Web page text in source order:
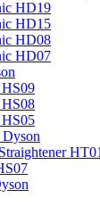
HD19
HD15
HD08
HD07
HT01